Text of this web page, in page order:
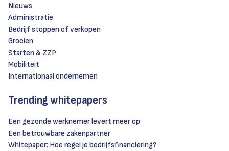
Nieuws
Administratie
Bedrijf stoppen of verkopen
Groeien
Starten & ZZP
Mobiliteit
Internationaal ondernemen
Trending whitepapers
Een gezonde werknemer levert meer op
Een betrouwbare zakenpartner
Whitepaper: Hoe regel je bedrijfsfinanciering?